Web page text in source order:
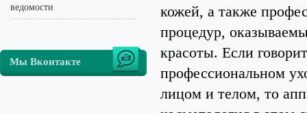
ведомости
Мы Вконтакте
кожей, а также
процедур,
красоты. Если
профессиональном
лицом и телом, то